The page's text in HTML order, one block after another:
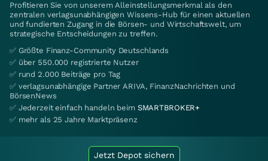
Profitieren Sie von unserem Alleinstellungsmerkmal als den
zentralen verlagsunabhängigen Wissens-Hub für einen aktuellen
und fundierten Zugang in die Börsen- und Wirtschaftswelt, um
strategische Entscheidungen zu treffen.
✅ Größte Finanz-Community Deutschlands
✅ über 550.000 registrierte Nutzer
✅ rund 2.000 Beiträge pro Tag
✅ verlagsunabhängige Partner ARIVA, FinanzNachrichten und
BörsenNews
✅ Jederzeit einfach handeln beim SMARTBROKER+
✅ mehr als 25 Jahre Marktpräsenz
Jetzt Depot sichern